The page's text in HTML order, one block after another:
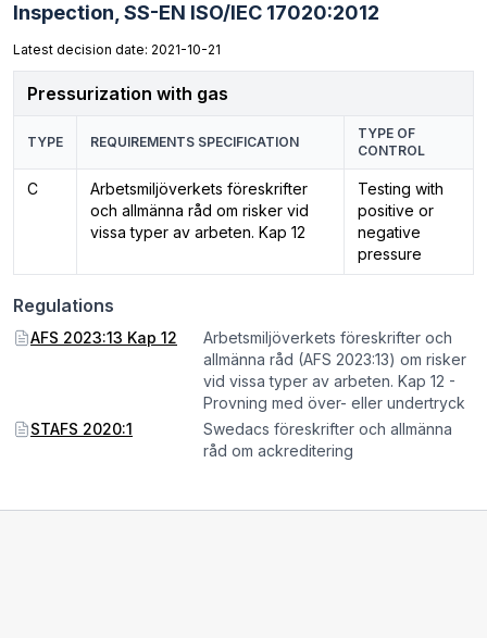
Inspection, SS-EN ISO/IEC 17020:2012
Latest decision date: 2021-10-21
Pressurization with gas
TYPE REQUIREMENTS SPECIFICATION
TYPE OF
CONTROL
C
Arbetsmiljöverkets föreskrifter
och allmänna råd om risker vid
vissa typer av arbeten. Kap 12
Testing with
positive or
negative
pressure
Regulations
AFS 2023:13 Kap 12
Arbetsmiljöverkets föreskrifter och
allmänna råd (AFS 2023:13) om risker
vid vissa typer av arbeten. Kap 12 -
Provning med över- eller undertryck
STAFS 2020:1
Swedacs föreskrifter och allmänna
råd om ackreditering